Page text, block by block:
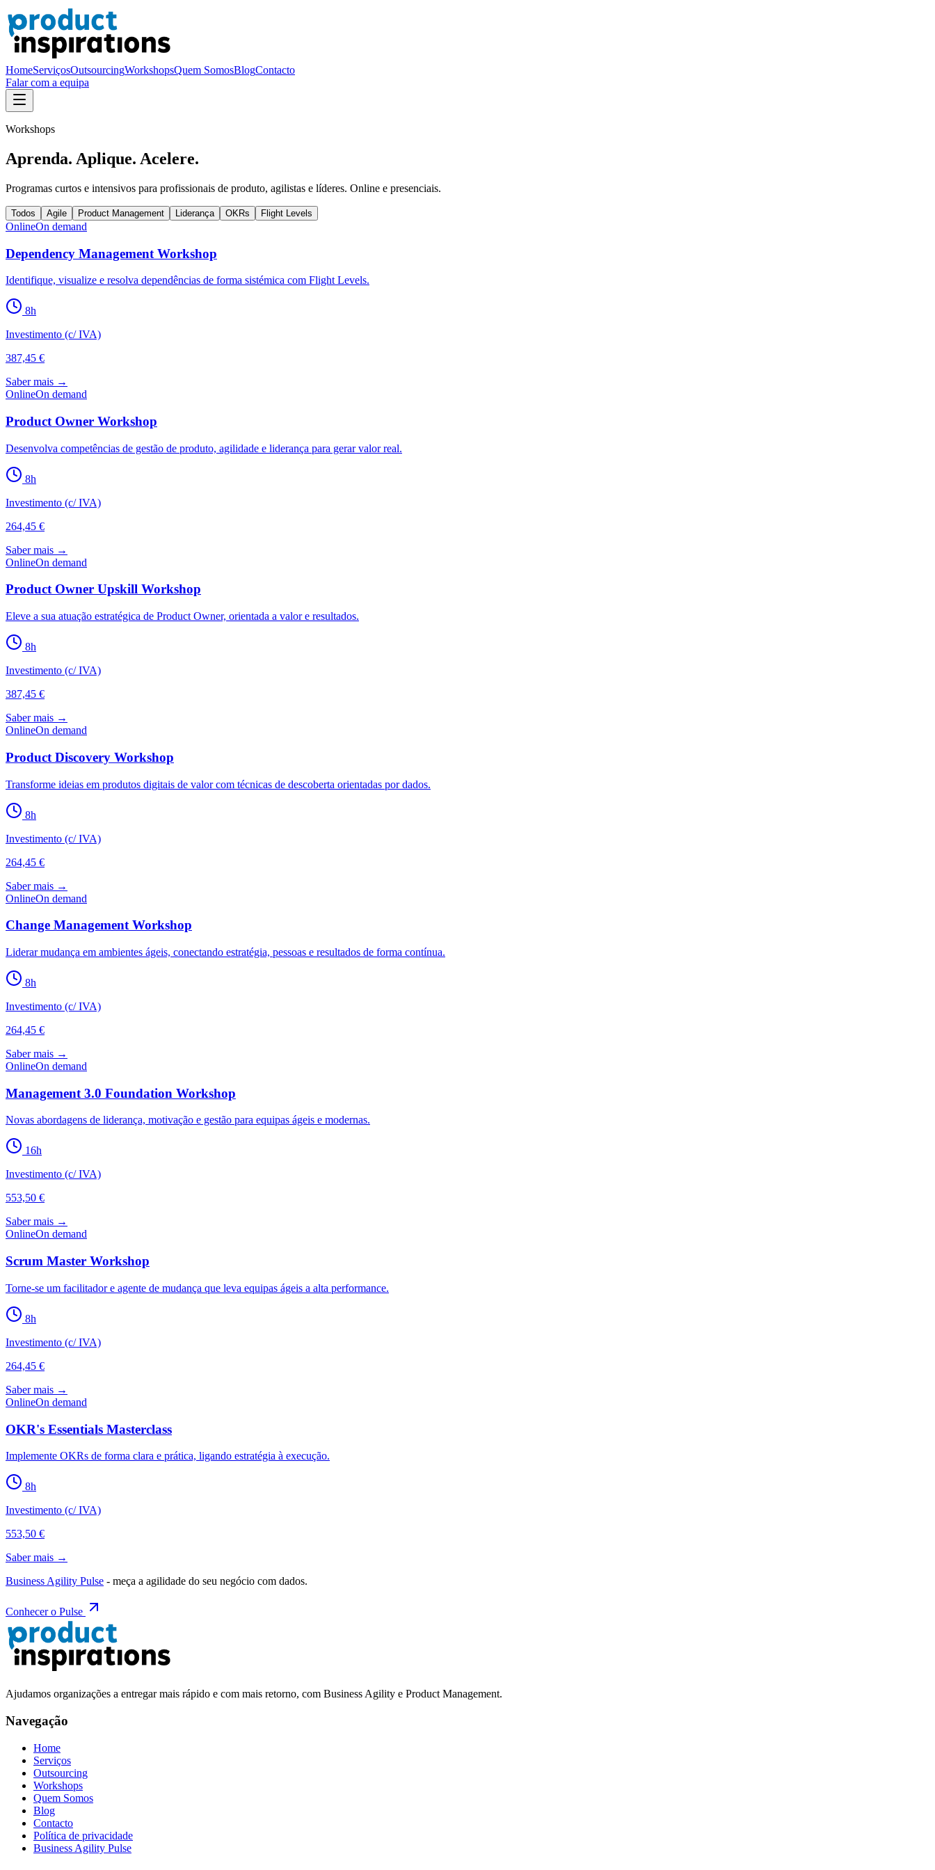
HomeServiçosOutsourcingWorkshopsQuem SomosBlogContacto
Falar com a equipa
Workshops
Aprenda. Aplique. Acelere.
Programas curtos e intensivos para profissionais de produto, agilistas e líderes. Online e presenciais.
Todos Agile Product Management Liderança OKRs Flight Levels
OnlineOn demand
Dependency Management Workshop
Identifique, visualize e resolva dependências de forma sistémica com Flight Levels.
8h
Investimento (c/ IVA)
387,45 €
Saber mais →
OnlineOn demand
Product Owner Workshop
Desenvolva competências de gestão de produto, agilidade e liderança para gerar valor real.
8h
Investimento (c/ IVA)
264,45 €
Saber mais →
OnlineOn demand
Product Owner Upskill Workshop
Eleve a sua atuação estratégica de Product Owner, orientada a valor e resultados.
8h
Investimento (c/ IVA)
387,45 €
Saber mais →
OnlineOn demand
Product Discovery Workshop
Transforme ideias em produtos digitais de valor com técnicas de descoberta orientadas por dados.
8h
Investimento (c/ IVA)
264,45 €
Saber mais →
OnlineOn demand
Change Management Workshop
Liderar mudança em ambientes ágeis, conectando estratégia, pessoas e resultados de forma contínua.
8h
Investimento (c/ IVA)
264,45 €
Saber mais →
OnlineOn demand
Management 3.0 Foundation Workshop
Novas abordagens de liderança, motivação e gestão para equipas ágeis e modernas.
16h
Investimento (c/ IVA)
553,50 €
Saber mais →
OnlineOn demand
Scrum Master Workshop
Torne-se um facilitador e agente de mudança que leva equipas ágeis a alta performance.
8h
Investimento (c/ IVA)
264,45 €
Saber mais →
OnlineOn demand
OKR's Essentials Masterclass
Implemente OKRs de forma clara e prática, ligando estratégia à execução.
8h
Investimento (c/ IVA)
553,50 €
Saber mais →
Business Agility Pulse - meça a agilidade do seu negócio com dados.
Conhecer o Pulse
Ajudamos organizações a entregar mais rápido e com mais retorno, com Business Agility e Product Management.
Navegação
Home
Serviços
Outsourcing
Workshops
Quem Somos
Blog
Contacto
Política de privacidade
Business Agility Pulse